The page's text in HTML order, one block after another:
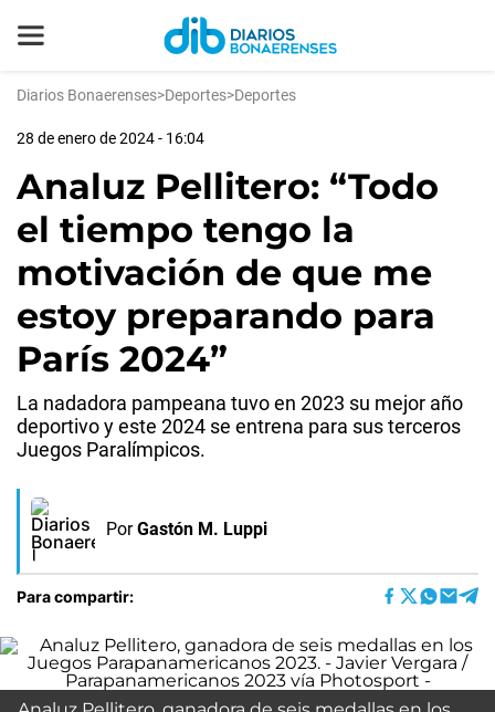
Diarios Bonaerenses>Deportes>Deportes
28 de enero de 2024 - 16:04
Analuz Pellitero: “Todo
el tiempo tengo la
motivación de que me
estoy preparando para
París 2024”
La nadadora pampeana tuvo en 2023 su mejor año
deportivo y este 2024 se entrena para sus terceros
Juegos Paralímpicos.
Por Gastón M. Luppi
Para compartir: